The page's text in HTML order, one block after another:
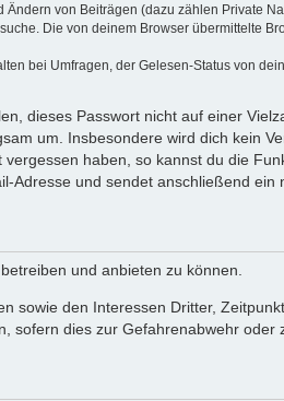
von Beiträgen (dazu zählen Private
Die von deinem Browser übermittelte
bei Umfragen, der Gelesen-Status von
dieses Passwort nicht auf einer
um. Insbesondere wird dich kein
haben, so kannst du die
Adresse und sendet anschließend ein
und anbieten zu können.
sowie den Interessen Dritter,
sofern dies zur Gefahrenabwehr oder